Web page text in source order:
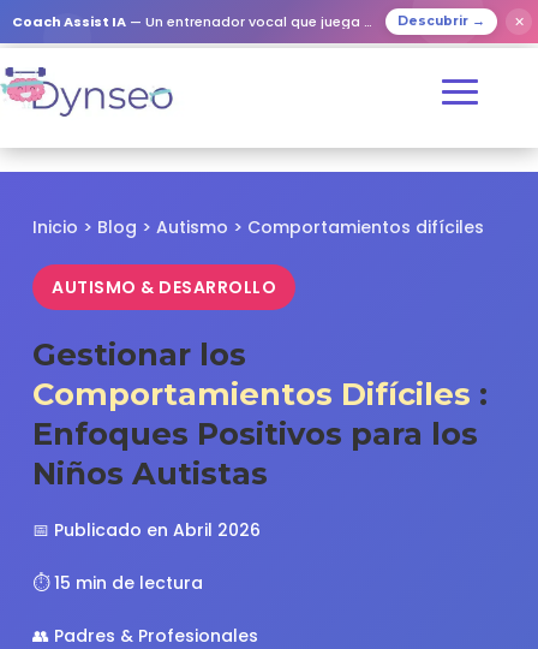
Coach Assist IA — Un entrenador vocal que juega con tus seres queridos Descubrir → ✕
Inicio > Blog > Autismo > Comportamientos difíciles
AUTISMO & DESARROLLO
Gestionar los
Comportamientos Difíciles :
Enfoques Positivos para los
Niños Autistas
📅 Publicado en Abril 2026
⏱️ 15 min de lectura
👥 Padres & Profesionales